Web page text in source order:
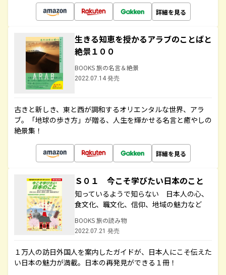
詳細を見る
生きる知恵を授かるアラブのことばと
絶景１００
BOOKS 旅の名言＆絶景
2022.07.14 発売
古きと新しき、東と西が調和するオリエンタルな世界、アラ
ブ。「地球の歩き方」が贈る、人生を輝かせる名言と癒やしの
絶景集！
詳細を見る
Ｓ０１ 今こそ学びたい日本のこと
知っているようで知らない 日本人の心、
食文化、職文化、信仰、地域の魅力など
BOOKS 旅の読み物
2022.07.21 発売
１万人の訪日外国人を案内したガイドが、日本人にこそ伝えた
い日本の魅力が満載。日本の再発見ができる１冊！